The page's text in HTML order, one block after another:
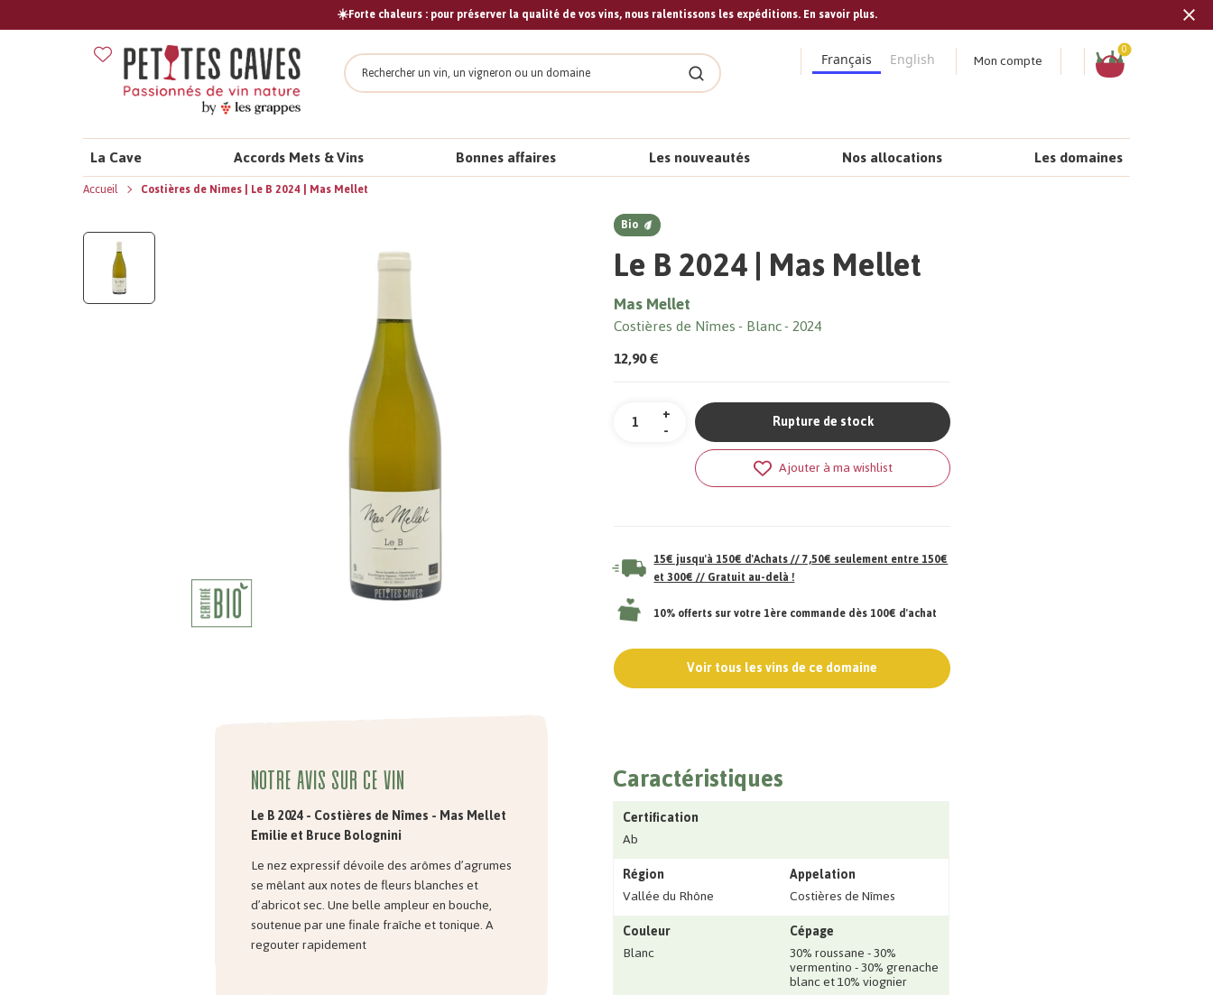
☀️Forte chaleurs : pour préserver la qualité de vos vins, nous ralentissons les expéditions. En savoir plus.
Rechercher
Rechercher
Français English Mon compte
Panier
0
La Cave Accords Mets & Vins Bonnes affaires Les nouveautés Nos allocations Les domaines
Accueil
Costières de Nimes | Le B 2024 | Mas Mellet
Bio
Le B 2024 | Mas Mellet
Mas Mellet
Costières de Nîmes Blanc 2024
12,90 €
Quantité +
-
Rupture de stock
Ajouter à ma wishlist
15€ jusqu'à 150€ d'Achats // 7,50€ seulement entre 150€
et 300€ // Gratuit au-delà !
10% offerts sur votre 1ère commande dès 100€ d'achat
Voir tous les vins de ce domaine
Notre avis sur ce vin
Le B 2024 - Costières de Nîmes - Mas Mellet
Emilie et BruceBolognini
Le nez expressif dévoile des arômes d’agrumes
se mêlant aux notes de fleurs blanches et
d’abricot sec. Une belle ampleur en bouche,
soutenue par une finale fraîche et tonique. A
regouter rapidement
Caractéristiques
Certification
Ab
Région
Vallée du Rhône
Appelation
Costières de Nîmes
Couleur
Blanc
Cépage
30% roussane - 30%
vermentino - 30% grenache
blanc et 10% viognier